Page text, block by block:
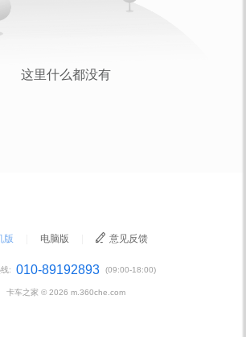
版 电脑版 意见反馈
: 010-89192893 (09:00-18:00)
卡车之家 © 2026 m.360che.com